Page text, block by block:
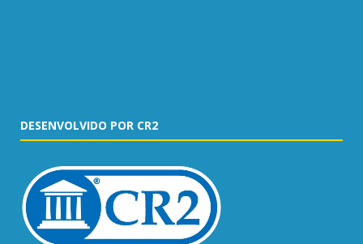
DESENVOLVIDO POR CR2